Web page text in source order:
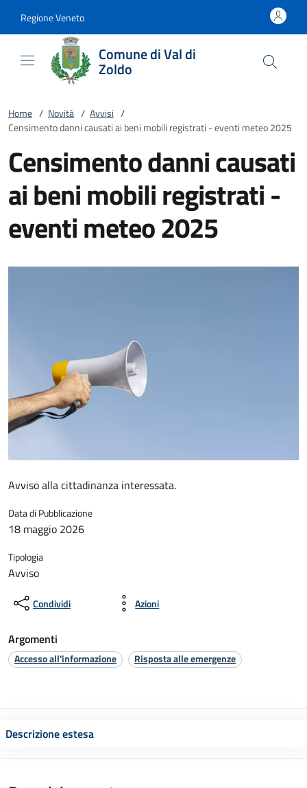
Regione Veneto
Comune di Val di
Zoldo
Home / Novità / Avvisi /
Censimento danni causati ai beni mobili registrati - eventi meteo 2025
Censimento danni causati
ai beni mobili registrati -
eventi meteo 2025
Avviso alla cittadinanza interessata.
Data di Pubblicazione
18 maggio 2026
Tipologia
Avviso
Condividi Azioni
Argomenti
Accesso all'informazione Risposta alle emergenze
Descrizione estesa